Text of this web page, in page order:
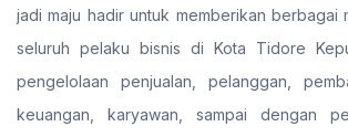
jadi maju hadir untuk memberikan berbagai
seluruh pelaku bisnis di Kota Tidore
pengelolaan penjualan, pelanggan,
keuangan, karyawan, sampai dengan